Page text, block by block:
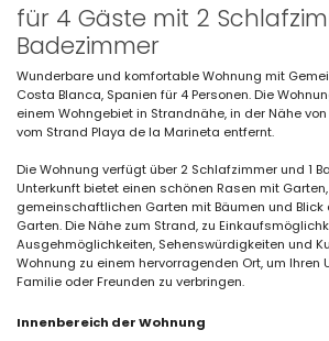
für 4 Gäste mit 2
Badezimmer
Wunderbare und komfortable Wohnung mit
Costa Blanca, Spanien für 4 Personen. Die
einem Wohngebiet in Strandnähe, in der Nähe
vom Strand Playa de la Marineta entfernt.
Die Wohnung verfügt über 2 Schlafzimmer und 1
Unterkunft bietet einen schönen Rasen mit
gemeinschaftlichen Garten mit Bäumen und Blick
Garten. Die Nähe zum Strand, zu
Ausgehmöglichkeiten, Sehenswürdigkeiten und
Wohnung zu einem hervorragenden Ort, um Ihren
Familie oder Freunden zu verbringen.
Innenbereich der Wohnung